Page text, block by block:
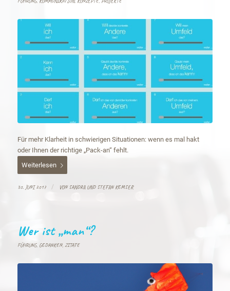
Für mehr Klarheit in schwierigen Situationen: wenn es mal hakt
oder Ihnen der richtige „Pack-an“ fehlt.
Weiterlesen
30. JUNI 2017 / VONSANDRA UND STEFAN KEMSER
Wer ist „man“?
FÜHRUNG, GEDANKEN, ZITATE